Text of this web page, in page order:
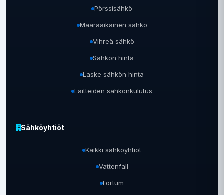
Pörssisähkö
Määräaikainen sähkö
Vihreä sähkö
Sähkön hinta
Laske sähkön hinta
Laitteiden sähkönkulutus
Sähköyhtiöt
Kaikki sähköyhtiöt
Vattenfall
Fortum